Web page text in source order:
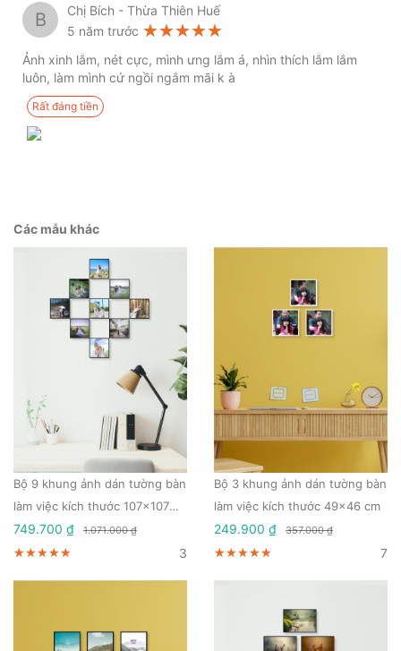
B
Chị Bích - Thừa Thiên Huế
5 năm trước ★★★★★
★★★★★
★★★★★
Ảnh xinh lắm, nét cực, mình ưng lắm á, nhìn thích lắm lắm
luôn, làm mình cứ ngồi ngắm mãi k à
Rất đáng tiền
Các mẫu khác
Bộ 9 khung ảnh dán tường bàn
làm việc kích thước 107x107
cm
749.700 ₫
1.071.000 ₫
★★★★★
★★★★★
★★★★★ 3
Bộ 3 khung ảnh dán tường bàn
làm việc kích thước 49x46 cm
249.900 ₫
357.000 ₫
★★★★★
★★★★★
★★★★★ 7